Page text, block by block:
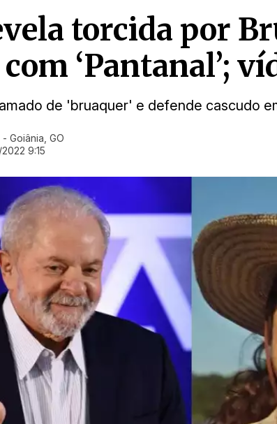
torcida por
‘Pantanal’;
de 'bruaquer' e defende cascudo
- Goiânia, GO
9:15